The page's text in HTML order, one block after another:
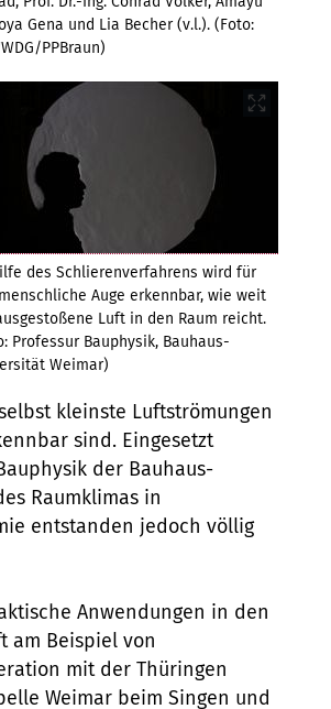
Gena und Lia Becher (v.l.). (Foto:
PPBraun)
des Schlierenverfahrens wird für
Auge erkennbar, wie weit
Luft in den Raum reicht.
Professur Bauphysik, Bauhaus-
Weimar)
kleinste Luftströmungen
sind. Eingesetzt
der Bauhaus-
Raumklimas in
entstanden jedoch völlig
Anwendungen in den
am Beispiel von
mit der Thüringen
Weimar beim Singen und